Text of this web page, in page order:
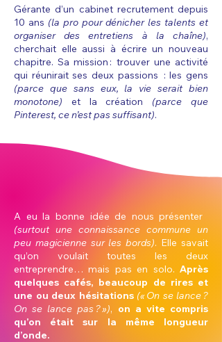
Gérante d’un cabinet recrutement depuis
10 ans (la pro pour dénicher les talents et
organiser des entretiens à la chaîne),
cherchait elle aussi à écrire un nouveau
chapitre. Sa mission : trouver une activité
qui réunirait ses deux passions : les gens
(parce que sans eux, la vie serait bien
monotone) et la création (parce que
Pinterest, ce n’est pas suffisant).
A eu la bonne idée de nous présenter
(surtout une connaissance commune un
peu magicienne sur les bords). Elle savait
qu’on voulait toutes les deux
entreprendre… mais pas en solo. Après
quelques cafés, beaucoup de rires et
une ou deux hésitations (« On se lance ?
On se lance pas ? »), on a vite compris
qu’on était sur la même longueur
d’onde.